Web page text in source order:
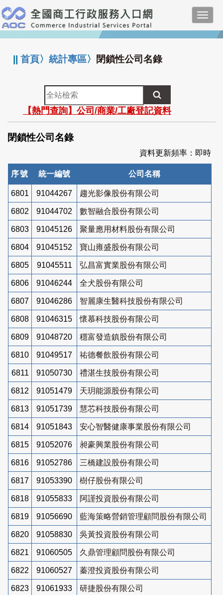
跳
到
主
要
:::
||首頁〉統計專區〉 閉鎖性公司名錄
全
站
檢
索
【熱門查詢】公司/商業/工廠登記資料
閉鎖性公司名錄
資料更新頻率：即時
序號 統一編號 公司名稱
6801 91044267 趨光影像股份有限公司
6802 91044702 數智融合股份有限公司
6803 91045126 聚量應用材料股份有限公司
6804 91045152 寶山雍盛股份有限公司
6805 91045511 弘昌富實業股份有限公司
6806 91046244 全犬股份有限公司
6807 91046286 智麗康生醫科技股份有限公司
6808 91046315 懷慕科技股份有限公司
6809 91048720 穩富發造鎮股份有限公司
6810 91049517 祐德餐飲股份有限公司
6811 91050730 禮湛生技股份有限公司
6812 91051479 天玥能源股份有限公司
6813 91051739 慧芯科技股份有限公司
6814 91051843 安心智醫健康事業股份有限公司
6815 91052076 昶豪興業股份有限公司
6816 91052786 三橋建設股份有限公司
6817 91053390 樹仔股份有限公司
6818 91055833 阿謹投資股份有限公司
6819 91056690 藍海策略營銷管理顧問股份有限公司
6820 91058830 吳黃投資股份有限公司
6821 91060505 久鼎管理顧問股份有限公司
6822 91060527 蓁澄投資股份有限公司
6823 91061933 研捷股份有限公司